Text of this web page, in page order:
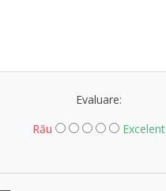
Evaluare:
Rău
Excelent